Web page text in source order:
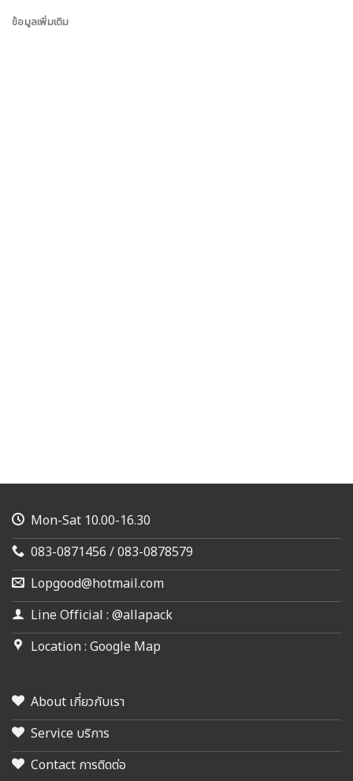
ข้อมูลเพิ่มเติม
Mon-Sat 10.00-16.30
083-0871456 / 083-0878579
Lopgood@hotmail.com
Line Official : @allapack
Location : Google Map
About เกี่ยวกับเรา
Service บริการ
Contact การติดต่อ